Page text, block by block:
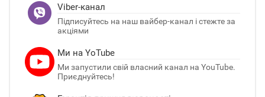
Viber-канал
Підписуйтесь на наш вайбер-канал і стежте за
акціями
Ми на YoTube
Ми запустили свій власний канал на YouTube.
Приєднуйтесь!